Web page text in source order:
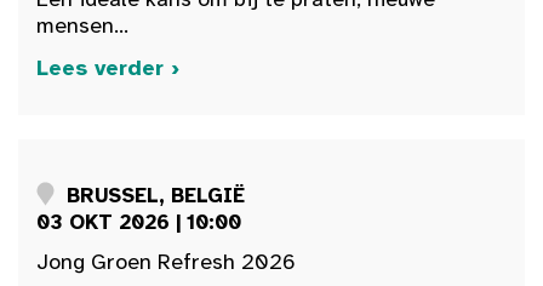
mensen...
Lees verder ›
BRUSSEL, BELGIË
03 OKT 2026 | 10:00
Jong Groen Refresh 2026